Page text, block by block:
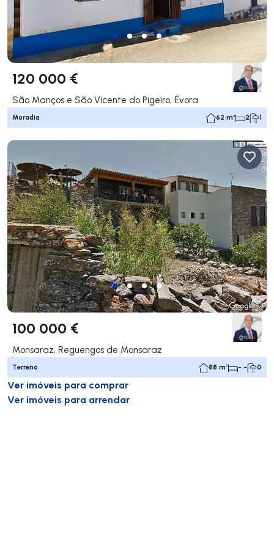
120 000 €
São Manços e São Vicente do Pigeiro, Évora
Moradia 62 m² 2 1
100 000 €
Monsaraz, Reguengos de Monsaraz
Terreno 88 m² - - 0
Ver imóveis para comprar
Ver imóveis para arrendar